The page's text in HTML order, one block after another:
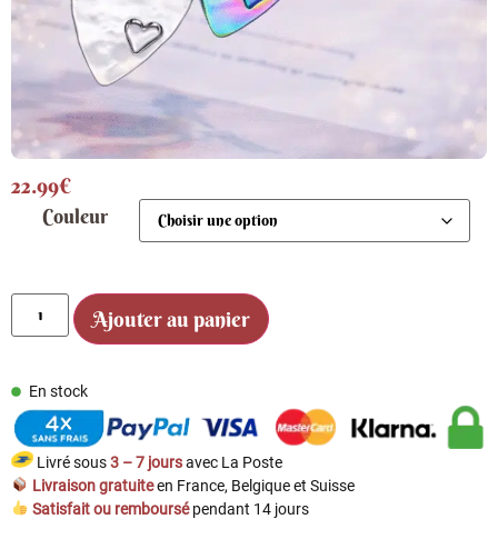
22.99€
Couleur
Ajouter au panier
En stock
Livré sous3 – 7 joursavec La Poste
Livraison gratuiteen France, Belgique et Suisse
Satisfait ou remboursépendant 14 jours